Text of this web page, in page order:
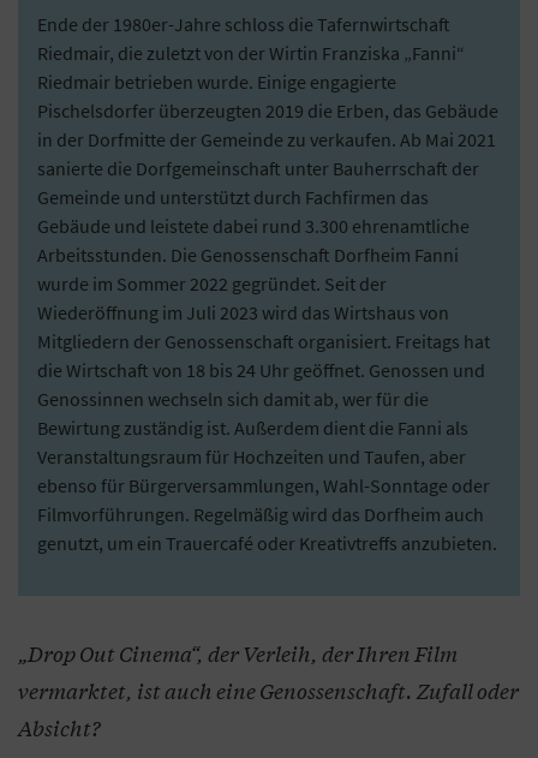
Ende der 1980er-Jahre schloss die Tafernwirtschaft
Riedmair, die zuletzt von der Wirtin Franziska „Fanni“
Riedmair betrieben wurde. Einige engagierte
Pischelsdorfer überzeugten 2019 die Erben, das Gebäude
in der Dorfmitte der Gemeinde zu verkaufen. Ab Mai 2021
sanierte die Dorfgemeinschaft unter Bauherrschaft der
Gemeinde und unterstützt durch Fachfirmen das
Gebäude und leistete dabei rund 3.300 ehrenamtliche
Arbeitsstunden. Die Genossenschaft Dorfheim Fanni
wurde im Sommer 2022 gegründet. Seit der
Wiederöffnung im Juli 2023 wird das Wirtshaus von
Mitgliedern der Genossenschaft organisiert. Freitags hat
die Wirtschaft von 18 bis 24 Uhr geöffnet. Genossen und
Genossinnen wechseln sich damit ab, wer für die
Bewirtung zuständig ist. Außerdem dient die Fanni als
Veranstaltungsraum für Hochzeiten und Taufen, aber
ebenso für Bürgerversammlungen, Wahl-Sonntage oder
Filmvorführungen. Regelmäßig wird das Dorfheim auch
genutzt, um ein Trauercafé oder Kreativtreffs anzubieten.
„Drop Out Cinema“, der Verleih, der Ihren Film
vermarktet, ist auch eine Genossenschaft. Zufall oder
Absicht?